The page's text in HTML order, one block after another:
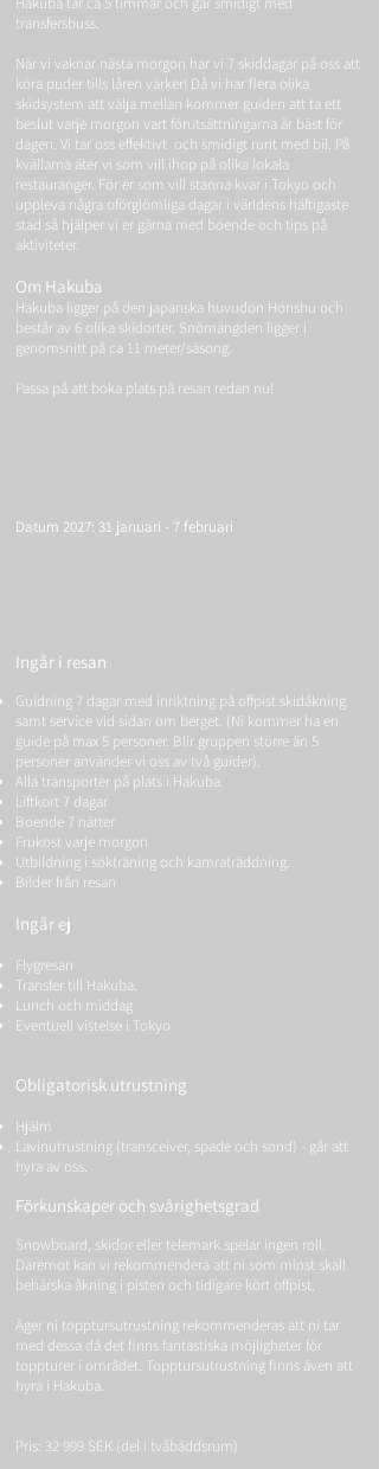
transfersbuss.
När vi vaknar nästa morgon har vi 7 skiddagar på oss att
köra puder tills låren värker! Då vi har flera olika
skidsystem att välja mellan kommer guiden att ta ett
beslut varje morgon vart förutsättningarna är bäst för
dagen. Vi tar oss effektivt och smidigt runt med bil. På
kvällarna äter vi som vill ihop på olika lokala
restauranger. För er som vill stanna kvar i Tokyo och
uppleva några oförglömliga dagar i världens häftigaste
stad så hjälper vi er gärna med boende och tips på
aktiviteter.
Om Hakuba
Hakuba ligger på den japanska huvudön Honshu och
består av 6 olika skidorter. Snömängden ligger i
genomsnitt på ca 11 meter/säsong.
Passa på att boka plats på resan redan nu!
Datum 2027: 31 januari - 7 februari
Ingår i resan
Guidning 7 dagar med inriktning på offpist skidåkning
samt service vid sidan om berget. (Ni kommer ha en
guide på max 5 personer. Blir gruppen större än 5
personer använder vi oss av två guider).
​Alla transporter på plats i Hakuba.
​Liftkort 7 dagar
​Boende 7 nätter
​Frukost varje morgon
​Utbildning i sökträning och kamraträddning.
Bilder från resan
Ingår ej
Flygresan
Transfer till Hakuba.
​Lunch och middag
​Eventuell vistelse i Tokyo
Obligatorisk utrustning
Hjälm
​Lavinutrustning (transceiver, spade och sond) - går att
hyra av oss.​
Förkunskaper och svårighetsgrad
Snowboard, skidor eller telemark spelar ingen roll.
Däremot kan vi rekommendera att ni som minst skall
behärska åkning i pisten och tidigare kört offpist.
Äger ni topptursutrustning rekommenderas att ni tar
med dessa då det finns fantastiska möjligheter för
toppturer i området. Topptursutrustning finns även att
hyra i Hakuba.
Pris: 32 999 SEK (del i tvåbäddsrum)